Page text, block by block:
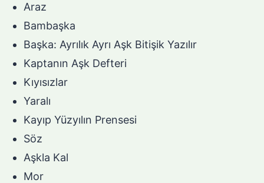
Araz
Bambaşka
Başka: Ayrılık Ayrı Aşk Bitişik Yazılır
Kaptanın Aşk Defteri
Kıyısızlar
Yaralı
Kayıp Yüzyılın Prensesi
Söz
Aşkla Kal
Mor